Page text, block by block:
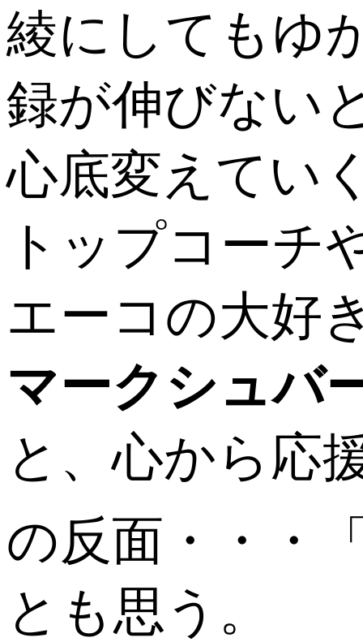
綾にしてもゆ
録が伸びない
心底変えてい
トップコーチ
エーコの大好
マークシュバ
と、心から応
の反面・・・
とも思う。